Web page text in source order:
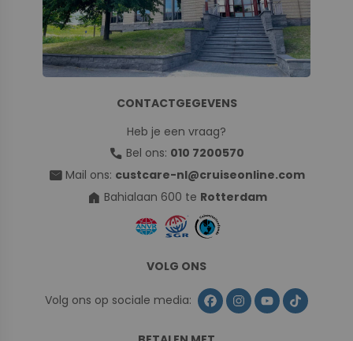
CONTACTGEGEVENS
Heb je een vraag?
call Bel ons: 010 7200570
mail Mail ons: custcare-nl@cruiseonline.com
home Bahialaan 600 te Rotterdam
VOLG ONS
Volg ons op sociale media: